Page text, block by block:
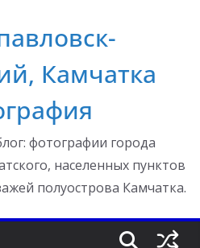
Камчатка
фотографии города
населенных пунктов
полуострова Камчатка.